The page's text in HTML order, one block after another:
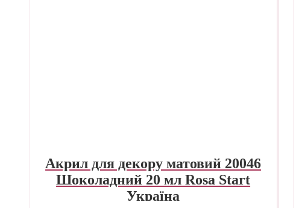
Акрил для декору матовий 20046
Шоколадний 20 мл Rosa Start
Україна